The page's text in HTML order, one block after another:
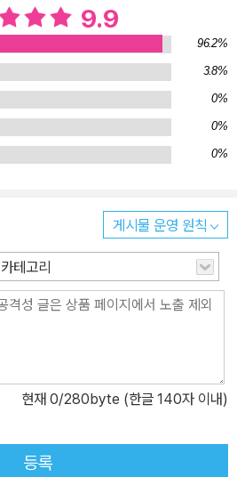
더욱 흥미롭게 만들어 줍니다. 재스
백미라고 할 수 있어요. 어려운 공부를
보았을 때의 호기심, 얼결에 100점을
용의 제멋대로 굴 때의 황당함과 크레
란히 느껴져 독자들이 재스퍼의 이야기
크레용!》에 깜짝 등장해서 전작을 읽
머가 느껴지는 그림과 함께 즐겁고 유쾌
! 아, 《오싹오싹 팬티!》의 팬티처럼 《오
게 돌아오냐고요? 너무나 재미있는 부분
이것만은 말해 둘게요. 눈에 띄게 멋진
하세요!
9.9
96.2%
3.8%
0%
0%
0%
게시물 운영 원칙
카테고리
현재 0/280byte (한글 140자 이내)
등록